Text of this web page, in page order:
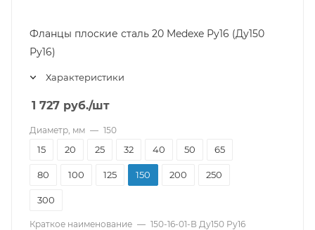
Фланцы плоские сталь 20 Medexe Ру16 (Ду150
Ру16)
Характеристики
1 727 руб./шт
Диаметр, мм — 150
15 20 25 32 40 50 65
80 100 125 150 200 250
300
Краткое наименование — 150-16-01-В Ду150 Ру16